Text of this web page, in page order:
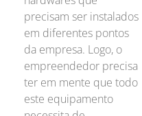
precisam ser instalados
em diferentes pontos
da empresa. Logo, o
empreendedor precisa
ter em mente que todo
este equipamento